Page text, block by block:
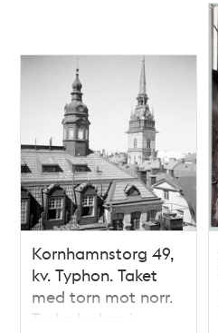
Kornhamnstorg 49,
kv. Typhon. Taket
med torn mot norr.
Tyska kyrkan i